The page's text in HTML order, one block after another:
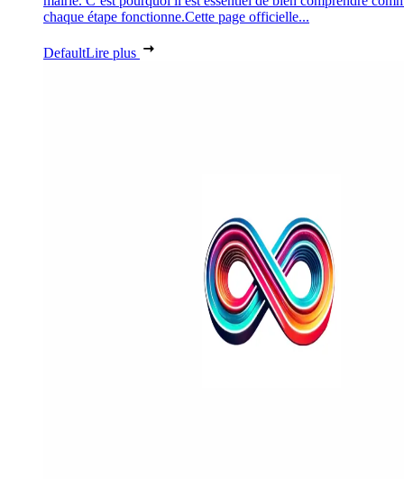
chaque étape fonctionne.Cette page officielle...
DefaultLire plus